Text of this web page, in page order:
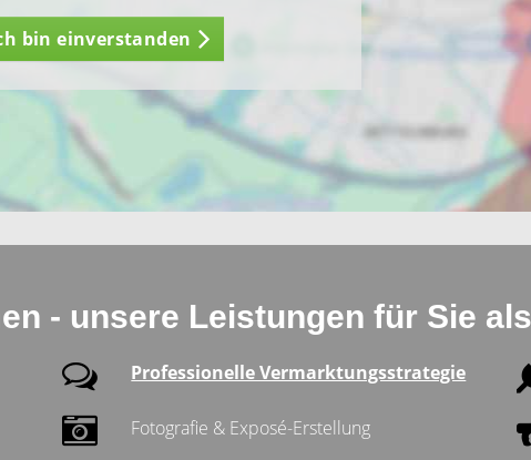
bin einverstanden
- unsere Leistungen für Sie
Professionelle Vermarktungsstrategie
Fotografie & Exposé-Erstellung